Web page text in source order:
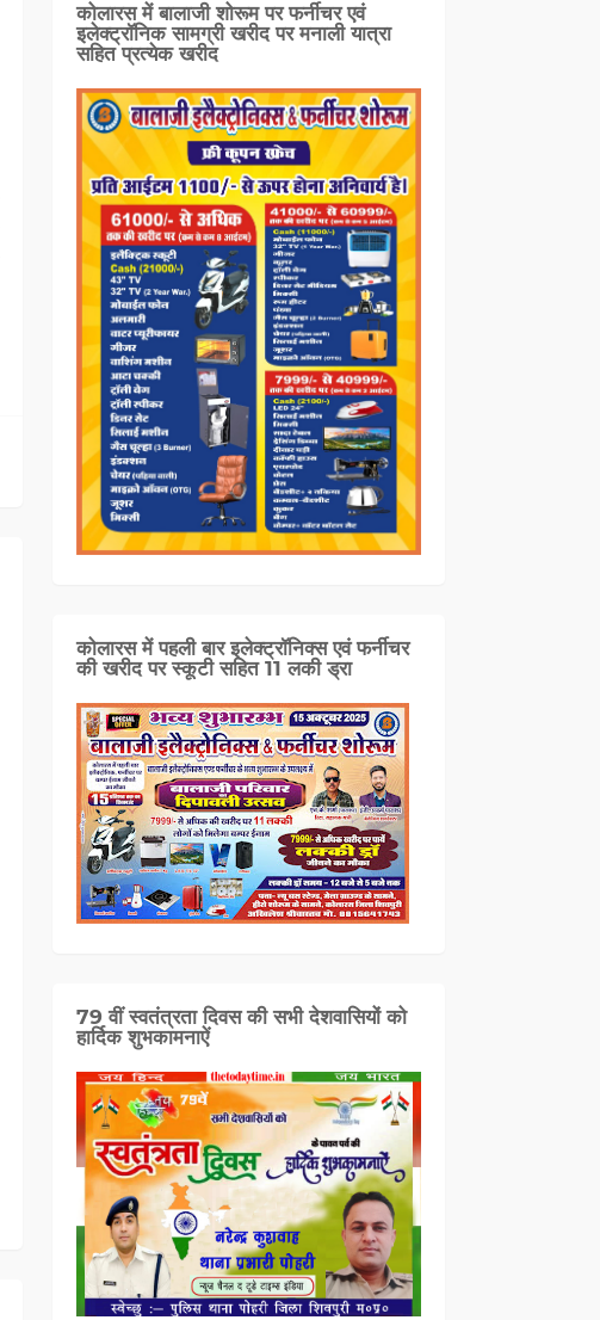
कोलारस में बालाजी शोरूम पर फर्नीचर एवं
इलेक्ट्रॉनिक सामग्री खरीद पर मनाली यात्रा
सहित प्रत्‍येक खरीद
कोलारस में पहली बार इलेक्ट्रॉनिक्स एवं फर्नीचर
की खरीद पर स्कूटी सहित 11 लकी ड्रा
79 वीं स्वतंत्रता दिवस की सभी देशवासियों को
हार्दिक शुभकामनाऐं